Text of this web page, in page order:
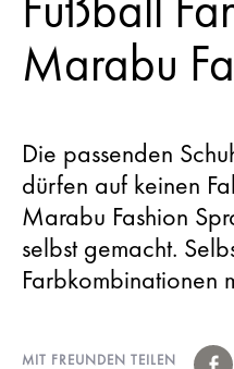
Fußball
Marabu
Die passenden
dürfen auf keinen
Marabu Fashion
selbst gemacht.
Farbkombinationen
MIT FREUNDEN TEILEN